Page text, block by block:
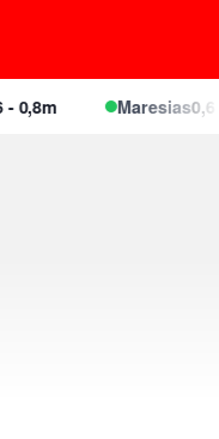
Maresias0,6 - 0,8m